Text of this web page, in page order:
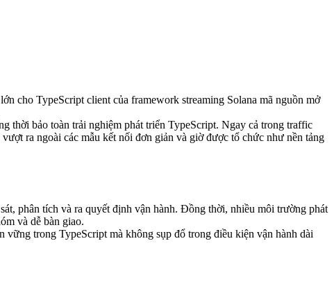
cho TypeScript client của framework streaming Solana mã nguồn mở
thời bảo toàn trải nghiệm phát triển TypeScript. Ngay cả trong traffic
ra ngoài các mẫu kết nối đơn giản và giờ được tổ chức như nền tảng
phân tích và ra quyết định vận hành. Đồng thời, nhiều môi trường phát
và dễ bàn giao.
trong TypeScript mà không sụp đổ trong điều kiện vận hành dài